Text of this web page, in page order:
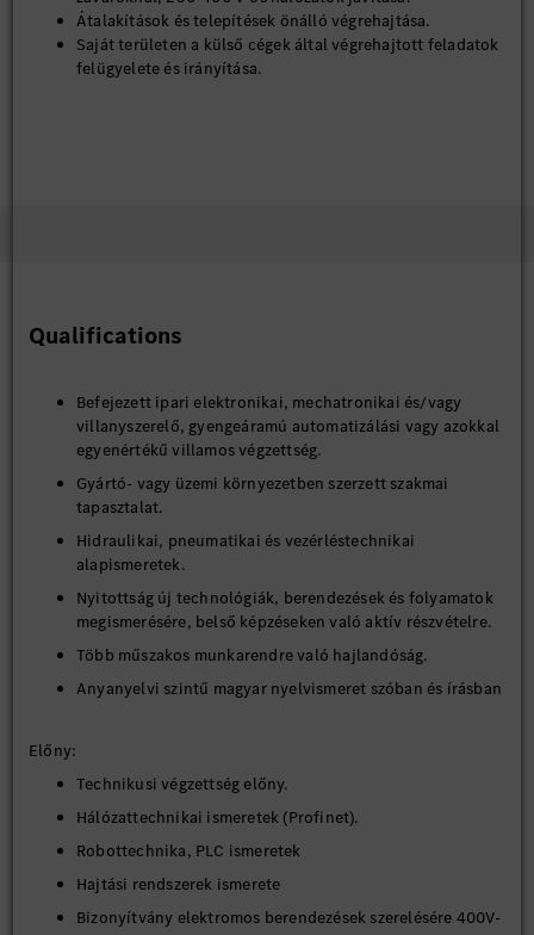
Átalakítások és telepítések önálló végrehajtása.
Saját területen a külső cégek által végrehajtott feladatok
felügyelete és irányítása.
Qualifications
Befejezett ipari elektronikai, mechatronikai és/vagy
villanyszerelő, gyengeáramú automatizálási vagy azokkal
egyenértékű villamos végzettség.
Gyártó‑ vagy üzemi környezetben szerzett szakmai
tapasztalat.
Hidraulikai, pneumatikai és vezérléstechnikai
alapismeretek.
Nyitottság új technológiák, berendezések és folyamatok
megismerésére, belső képzéseken való aktív részvételre.
Több műszakos munkarendre való hajlandóság.
Anyanyelvi szintű magyar nyelvismeret szóban és írásban
Előny:
Technikusi végzettség előny.
Hálózattechnikai ismeretek (Profinet).
Robottechnika, PLC ismeretek
Hajtási rendszerek ismerete
Bizonyítvány elektromos berendezések szerelésére 400V-